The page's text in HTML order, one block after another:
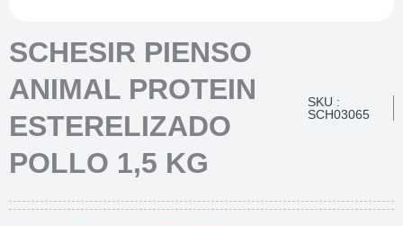
SCHESIR PIENSO
ANIMAL PROTEIN
ESTERELIZADO
POLLO 1,5 KG
SKU :
SCH03065